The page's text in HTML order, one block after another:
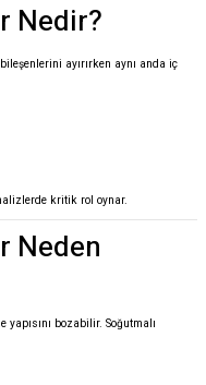
Nedir?
ayırırken aynı anda iç
kritik rol oynar.
Neden
bozabilir. Soğutmalı